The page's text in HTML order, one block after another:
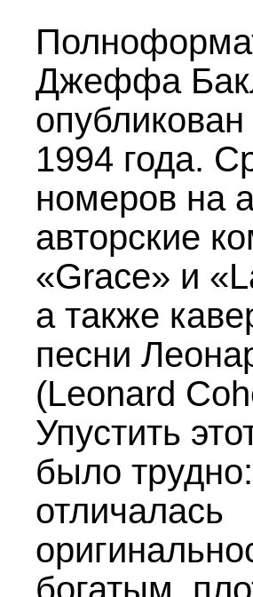
Джеффа
опубликован
1994 года.
номеров на
авторские
«Grace» и
а также
песни
(Leonard
Упустить
было
отличалась
богатым,